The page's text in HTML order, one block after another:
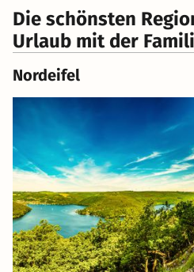
Die schönsten
Urlaub mit der
Nordeifel